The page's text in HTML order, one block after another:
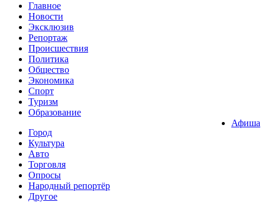
Главное
Новости
Эксклюзив
Репортаж
Происшествия
Политика
Общество
Экономика
Спорт
Туризм
Образование
Афиша
Город
Культура
Авто
Торговля
Опросы
Народный репортёр
Другое